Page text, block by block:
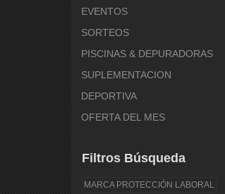
EVENTOS
SORTEOS
PISCINAS & DEPURADORAS
SUPLEMENTACION
DEPORTIVA
OFERTA DEL MES
Filtros Búsqueda
MARCA PROTECCIÓN LABORAL